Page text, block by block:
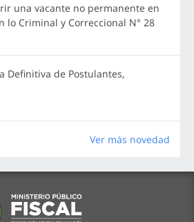
una vacante no permanente en
lo Criminal y Correccional N° 28
Definitiva de Postulantes,
Ver más novedad